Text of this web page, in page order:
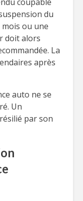
du
mois ou une
doit alors
La
après
auto ne se
Un
par son